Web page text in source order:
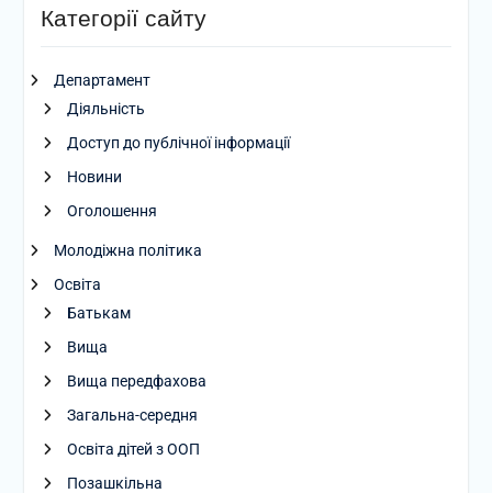
Категорії сайту
Департамент
Діяльність
Доступ до публічної інформації
Новини
Оголошення
Молодіжна політика
Освіта
Батькам
Вища
Вища передфахова
Загальна-середня
Освіта дітей з ООП
Позашкільна